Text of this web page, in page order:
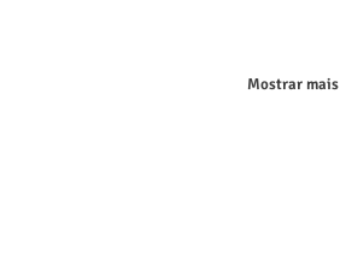
Mostrar mais